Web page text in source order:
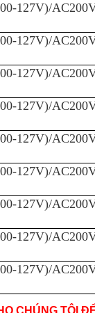
127V)/
127V)/
127V)/
127V)/
127V)/
127V)/
127V)/
127V)/
127V)/
CHÚNG TÔI